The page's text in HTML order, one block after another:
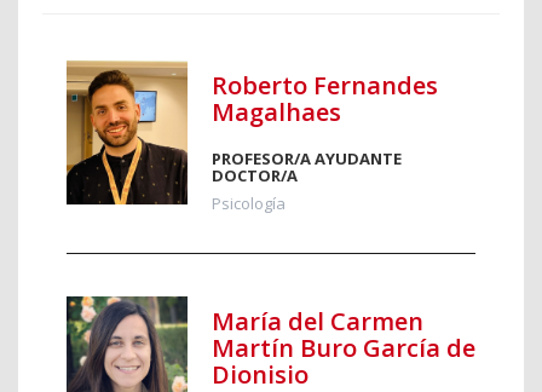
Roberto Fernandes
Magalhaes
PROFESOR/A AYUDANTE
DOCTOR/A
Psicología
María del Carmen
Martín Buro García de
Dionisio